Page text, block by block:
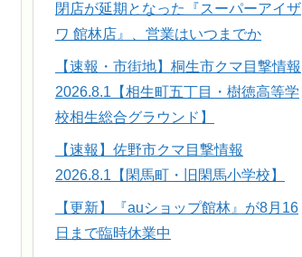
閉店が延期となった『スーパーアイザ
ワ 館林店』、営業はいつまでか
【速報・市街地】桐生市クマ目撃情報
2026.8.1【相生町五丁目・樹徳高等学
校相生総合グラウンド】
【速報】佐野市クマ目撃情報
2026.8.1【閑馬町・旧閑馬小学校】
【更新】『auショップ館林』が8月16
日まで臨時休業中